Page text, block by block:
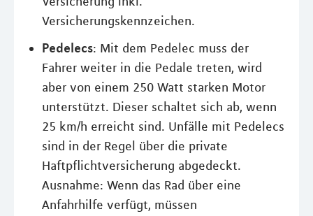
Versicherungskennzeichen.
Pedelecs: Mit dem Pedelec muss der
Fahrer weiter in die Pedale treten, wird
aber von einem 250 Watt starken Motor
unterstützt. Dieser schaltet sich ab, wenn
25 km/h erreicht sind. Unfälle mit Pedelecs
sind in der Regel über die private
Haftpflichtversicherung abgedeckt.
Ausnahme: Wenn das Rad über eine
Anfahrhilfe verfügt, müssen